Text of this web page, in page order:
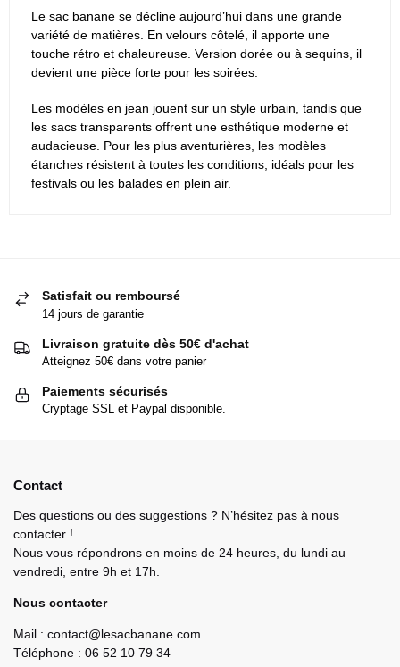
Le sac banane se décline aujourd’hui dans une grande
variété de matières. En velours côtelé, il apporte une
touche rétro et chaleureuse. Version dorée ou à sequins, il
devient une pièce forte pour les soirées.
Les modèles en jean jouent sur un style urbain, tandis que
les sacs transparents offrent une esthétique moderne et
audacieuse. Pour les plus aventurières, les modèles
étanches résistent à toutes les conditions, idéals pour les
festivals ou les balades en plein air.
Satisfait ou remboursé
14 jours de garantie
Livraison gratuite dès 50€ d'achat
Atteignez 50€ dans votre panier
Paiements sécurisés
Cryptage SSL et Paypal disponible.
Contact
Des questions ou des suggestions ? N’hésitez pas à nous
contacter !
Nous vous répondrons en moins de 24 heures, du lundi au
vendredi, entre 9h et 17h.
Nous contacter
Mail : contact@lesacbanane.com
Téléphone : 06 52 10 79 34